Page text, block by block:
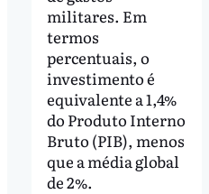
militares. Em
termos
percentuais, o
investimento é
equivalente a 1,4%
do Produto Interno
Bruto (PIB), menos
que a média global
de 2%.